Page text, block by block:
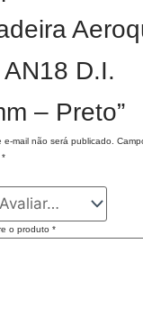
D.I.
– Preto”
mail não será publicado.
*
o produto *